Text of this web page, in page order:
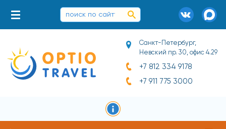
Санкт-Петербург,
Невский пр. 30, офис 4.29
+7 812 334 9178
+7 911 775 3000